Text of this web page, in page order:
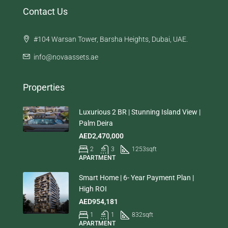
Contact Us
#104 Warsan Tower, Barsha Heights, Dubai, UAE.
info@novaassets.ae
Properties
Luxurious 2 BR | Stunning Island View |
Palm Deira
AED2,470,000
2 3 1253sqft
APARTMENT
Smart Home | 6- Year Payment Plan |
High ROI
AED954,181
1 1 832sqft
APARTMENT